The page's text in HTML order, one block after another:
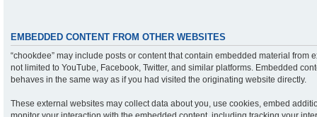
EMBEDDED CONTENT FROM OTHER WEBSITES
“chookdee” may include posts or content that contain embedded material from
not limited to YouTube, Facebook, Twitter, and similar platforms. Embedded
behaves in the same way as if you had visited the originating website directly.
These external websites may collect data about you, use cookies, embed